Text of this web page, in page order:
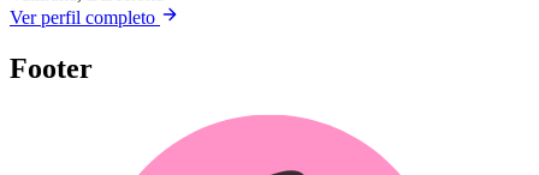
Ver perfil completo
Footer